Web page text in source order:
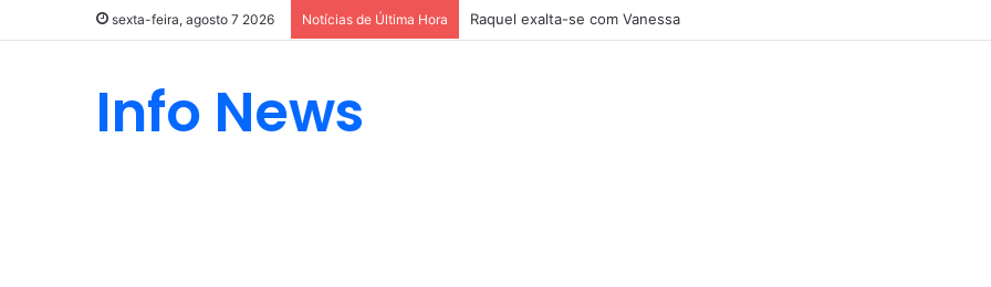
sexta-feira, agosto 7 2026 Notícias de Última Hora Raquel exalta-se com Vanessa
Info News